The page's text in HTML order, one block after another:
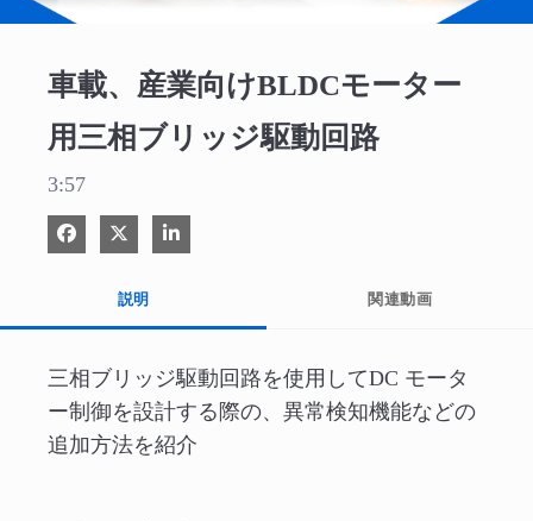
車載、産業向けBLDCモーター
用三相ブリッジ駆動回路
3:57
Facebook で共有
Xで共有する
LinkedIn で共有
説明 関連動画
三相ブリッジ駆動回路を使用してDC モータ
ー制御を設計する際の、異常検知機能などの
追加方法を紹介